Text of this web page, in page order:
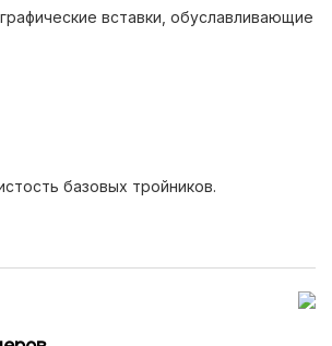
вставки, обуславливающие
(17 грамм).
базовых тройников.